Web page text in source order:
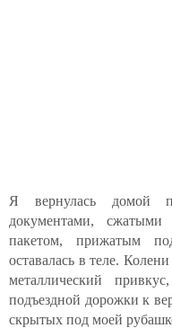
Я вернулась домой
документами,
пакетом, прижатым
оставалась в теле.
металлический
подъездной дорожки к
скрытых под моей